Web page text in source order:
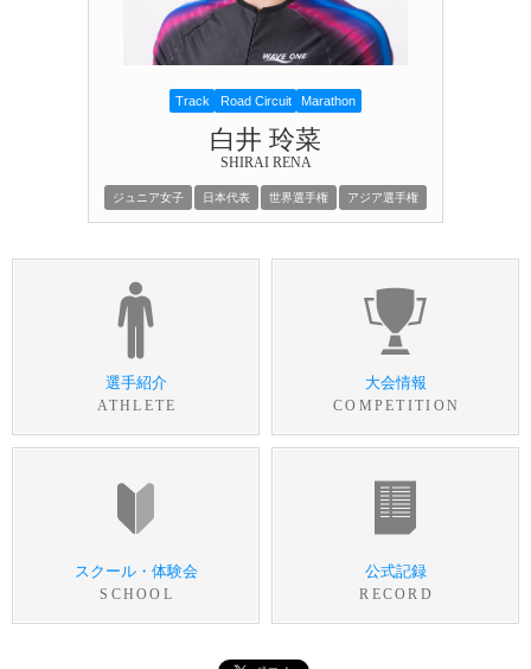
Track Road Circuit Marathon
白井 玲菜
SHIRAI RENA
ジュニア女子 日本代表 世界選手権 アジア選手権
選手紹介
ATHLETE
大会情報
COMPETITION
スクール・体験会
SCHOOL
公式記録
RECORD